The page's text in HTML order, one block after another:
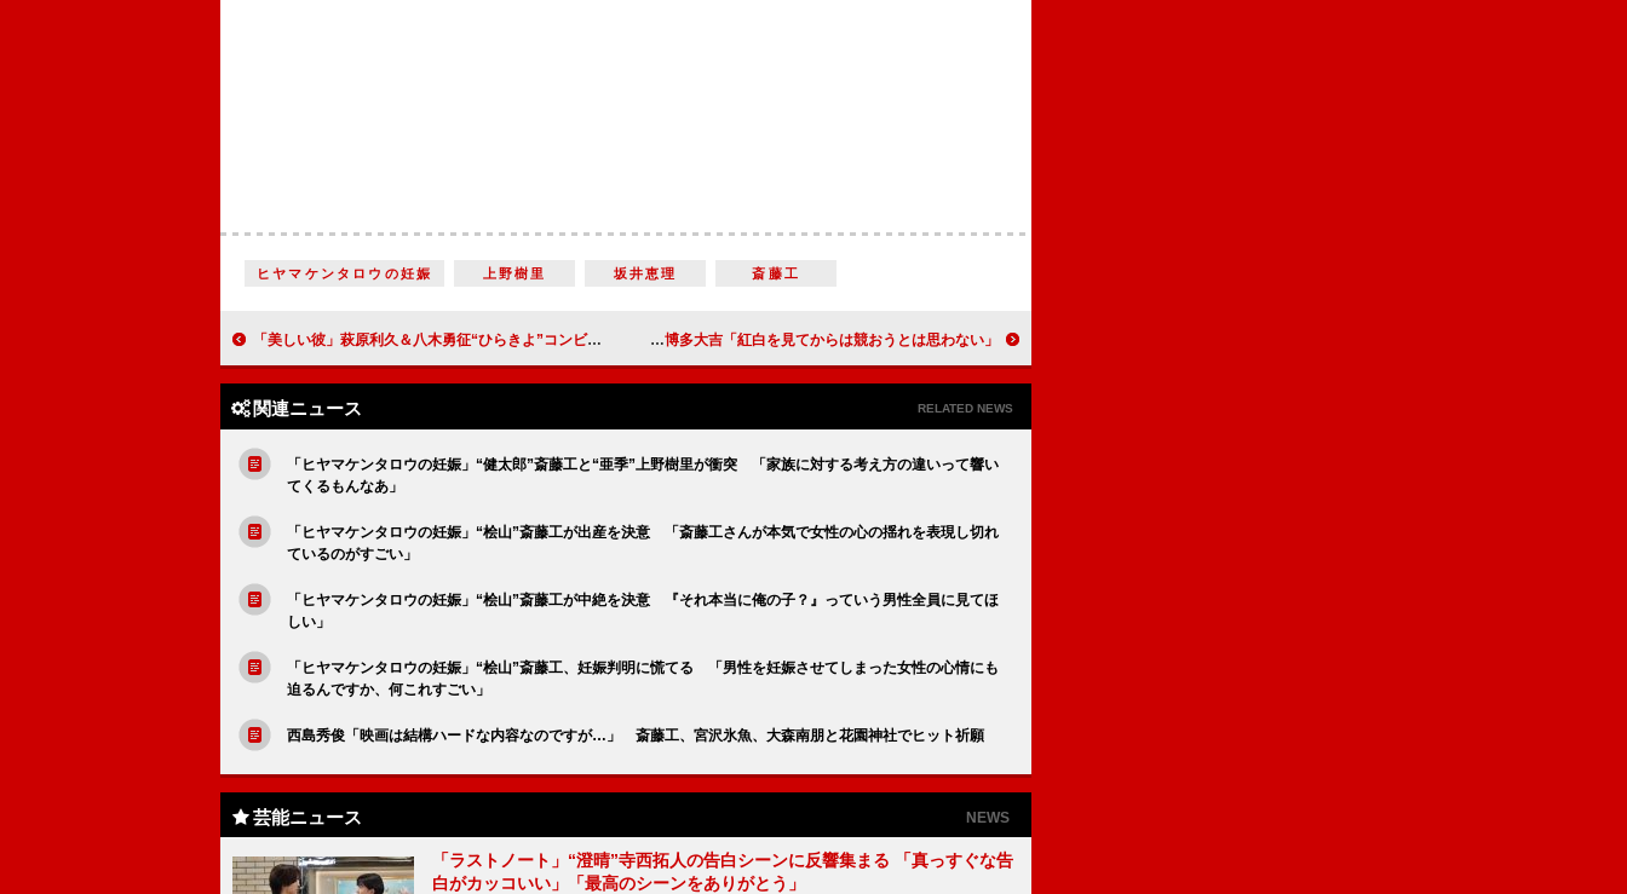
ヒヤマケンタロウの妊娠 上野樹里 坂井恵理 斎藤工
「美しい彼」萩原利久＆八木勇征“ひらきよ”コンビ再び 「一方的過ぎる強い愛と、まんざらでもない清居」が魅力 誕生日を迎えた橋本環奈「24歳は一歩一歩着実に」 博多大吉「紅白を見てからは競おうとは思わない」
関連ニュース RELATED NEWS
「ヒヤマケンタロウの妊娠」“健太郎”斎藤工と“亜季”上野樹里が衝突 「家族に対する考え方の違いって響い
てくるもんなあ」
「ヒヤマケンタロウの妊娠」“桧山”斎藤工が出産を決意 「斎藤工さんが本気で女性の心の揺れを表現し切れ
ているのがすごい」
「ヒヤマケンタロウの妊娠」“桧山”斎藤工が中絶を決意 『それ本当に俺の子？』っていう男性全員に見てほ
しい」
「ヒヤマケンタロウの妊娠」“桧山”斎藤工、妊娠判明に慌てる 「男性を妊娠させてしまった女性の心情にも
迫るんですか、何これすごい」
西島秀俊「映画は結構ハードな内容なのですが…」 斎藤工、宮沢氷魚、大森南朋と花園神社でヒット祈願
芸能ニュース NEWS
「ラストノート」“澄晴”寺西拓人の告白シーンに反響集まる 「真っすぐな告
白がカッコいい」「最高のシーンをありがとう」